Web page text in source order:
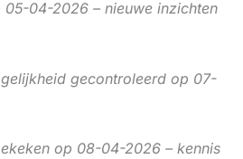
04-2026 – nieuwe inzichten
gecontroleerd op 07-
op 08-04-2026 – kennis